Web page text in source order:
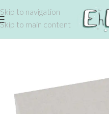
Skip to navigation
Skip to main content